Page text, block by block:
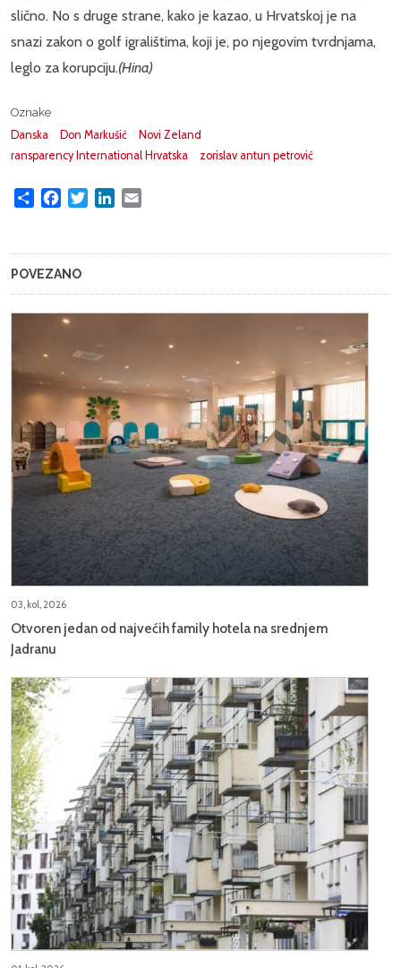
slično. No s druge strane, kako je kazao, u Hrvatskoj je na
snazi zakon o golf igralištima, koji je, po njegovim tvrdnjama,
leglo za korupciju.(Hina)
Oznake
Danska
Don Markušić
Novi Zeland
ransparency International Hrvatska
zorislav antun petrović
Share FacebookTwitterLinkedIn
POVEZANO
03, kol, 2026
Otvoren jedan od najvećih family hotela na srednjem
Jadranu